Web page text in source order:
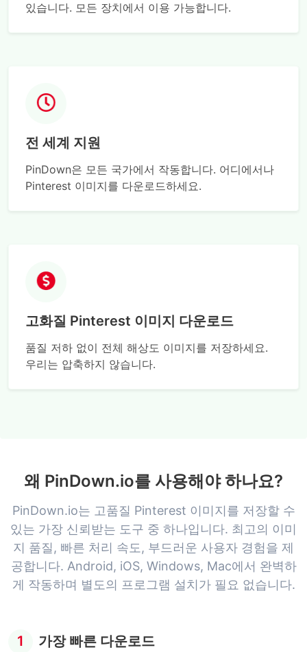
있습니다. 모든 장치에서 이용 가능합니다.
전 세계 지원
PinDown은 모든 국가에서 작동합니다. 어디에서나
Pinterest 이미지를 다운로드하세요.
고화질 Pinterest 이미지 다운로드
품질 저하 없이 전체 해상도 이미지를 저장하세요.
우리는 압축하지 않습니다.
왜 PinDown.io를 사용해야 하나요?
PinDown.io는 고품질 Pinterest 이미지를 저장할 수
있는 가장 신뢰받는 도구 중 하나입니다. 최고의 이미
지 품질, 빠른 처리 속도, 부드러운 사용자 경험을 제
공합니다. Android, iOS, Windows, Mac에서 완벽하
게 작동하며 별도의 프로그램 설치가 필요 없습니다.
1 가장 빠른 다운로드